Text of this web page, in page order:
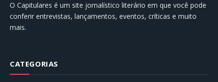
O Capitulares é um site jornalístico literário em que você pode
conferir entrevistas, lançamentos, eventos, críticas e muito
mais.
CATEGORIAS